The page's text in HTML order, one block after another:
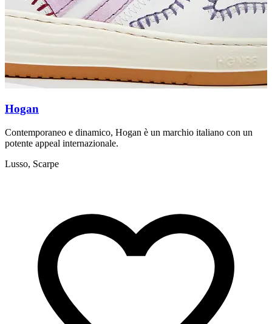
Hogan
Contemporaneo e dinamico, Hogan è un marchio italiano con un
potente appeal internazionale.
Lusso, Scarpe